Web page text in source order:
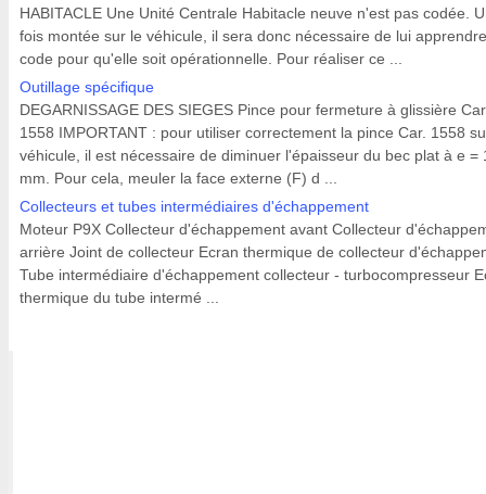
HABITACLE Une Unité Centrale Habitacle neuve n'est pas codée.
fois montée sur le véhicule, il sera donc nécessaire de lui
code pour qu'elle soit opérationnelle. Pour réaliser ce ...
Outillage spécifique
DEGARNISSAGE DES SIEGES Pince pour fermeture à glissière
1558 IMPORTANT : pour utiliser correctement la pince Car. 1558
véhicule, il est nécessaire de diminuer l'épaisseur du bec plat à e =
mm. Pour cela, meuler la face externe (F) d ...
Collecteurs et tubes intermédiaires d'échappement
Moteur P9X Collecteur d'échappement avant Collecteur
arrière Joint de collecteur Ecran thermique de collecteur
Tube intermédiaire d'échappement collecteur - turbocompresseur
thermique du tube intermé ...